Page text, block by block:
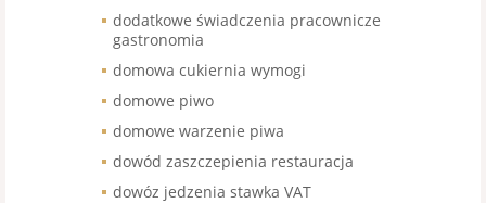
dodatkowe świadczenia pracownicze
gastronomia
domowa cukiernia wymogi
domowe piwo
domowe warzenie piwa
dowód zaszczepienia restauracja
dowóz jedzenia stawka VAT